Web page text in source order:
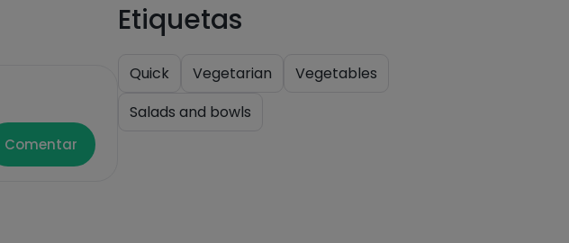
Comentar
Etiquetas
Quick Vegetarian
Vegetables
Salads and bowls